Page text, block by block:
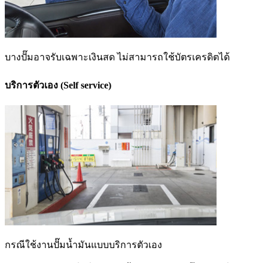
บางปั๊มอาจรับเฉพาะเงินสด ไม่สามารถใช้บัตรเครดิตได้
บริการตัวเอง (Self service)
กรณีใช้งานปั๊มน้ำมันแบบบริการตัวเอง